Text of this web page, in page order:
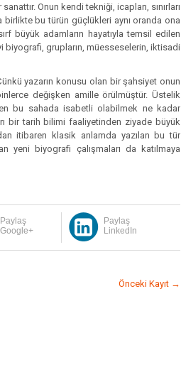
Onun kendi tekniği, icapları, sınırları
birlikte bu türün güçlükleri aynı oranda ona
büyük adamların hayatıyla temsil edilen
biyografi, grupların, müesseselerin, iktisadi
yazarın konusu olan bir şahsiyet onun
değişken amille örülmüştür. Üstelik
bu sahada isabetli olabilmek ne kadar
bir tarih bilimi faaliyetinden ziyade büyük
itibaren klasik anlamda yazılan bu tür
yeni biyografi çalışmaları da katılmaya
Paylaş
Google+
Paylaş
LinkedIn
Önceki Kayıt →